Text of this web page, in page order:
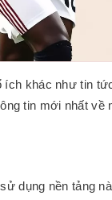
khác như tin
tin mới nhất
dụng nền tảng